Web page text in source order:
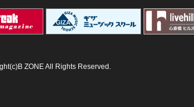
ZONE All Rights Reserved.